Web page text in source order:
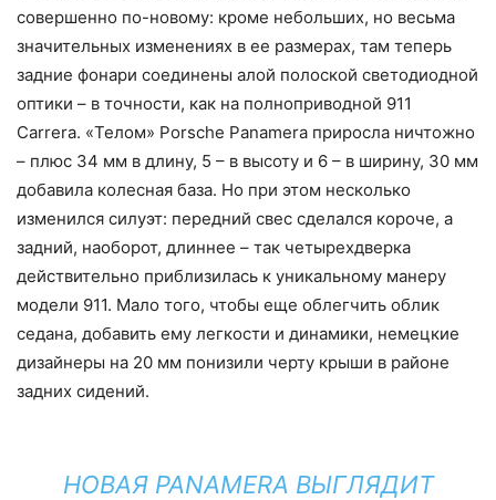
совершенно по-новому: кроме небольших, но весьма
значительных изменениях в ее размерах, там теперь
задние фонари соединены алой полоской светодиодной
оптики – в точности, как на полноприводной 911
Сarrera. «Телом» Porsche Panamera приросла ничтожно
– плюс 34 мм в длину, 5 – в высоту и 6 – в ширину, 30 мм
добавила колесная база. Но при этом несколько
изменился силуэт: передний свес сделался короче, а
задний, наоборот, длиннее – так четырехдверка
действительно приблизилась к уникальному манеру
модели 911. Мало того, чтобы еще облегчить облик
седана, добавить ему легкости и динамики, немецкие
дизайнеры на 20 мм понизили черту крыши в районе
задних сидений.
НОВАЯ PANAMERA ВЫГЛЯДИТ